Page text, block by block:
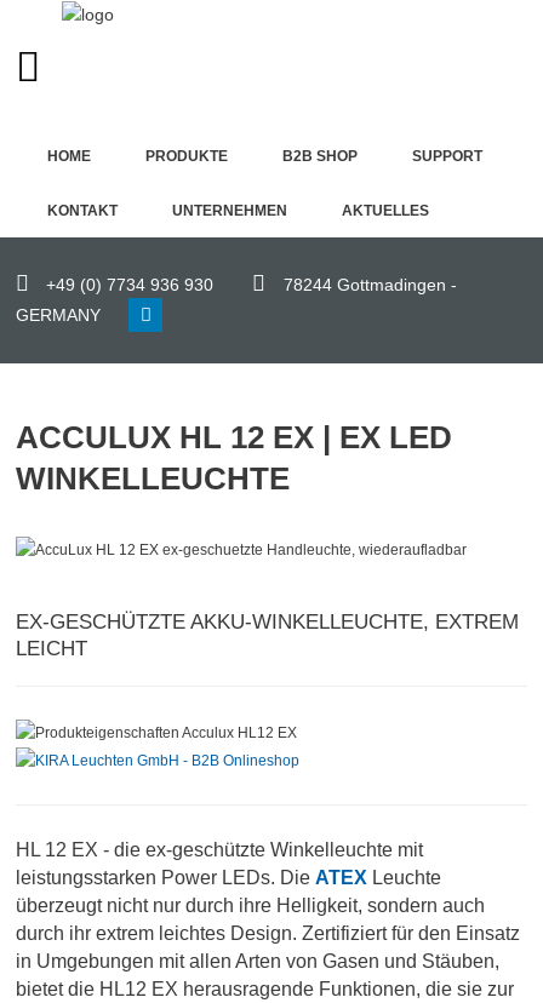
Home
Produkte
Shop
Unternehmen
Aktuelles
HOME PRODUKTE B2B SHOP SUPPORT
KONTAKT UNTERNEHMEN AKTUELLES
+49 (0) 7734 936 930
78244 Gottmadingen -
GERMANY
ACCULUX HL 12 EX | EX LED
WINKELLEUCHTE
EX-GESCHÜTZTE AKKU-WINKELLEUCHTE, EXTREM
LEICHT
HL 12 EX - die ex-geschützte Winkelleuchte mit
leistungsstarken Power LEDs. DieATEX Leuchte
überzeugt nicht nur durch ihre Helligkeit, sondern auch
durch ihr extrem leichtes Design. Zertifiziert für den Einsatz
in Umgebungen mit allen Arten von Gasen und Stäuben,
bietet die HL12 EX herausragende Funktionen, die sie zur